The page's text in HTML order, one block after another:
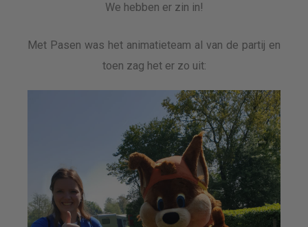
We hebben er zin in!
Met Pasen was het animatieteam al van de partij en
toen zag het er zo uit: